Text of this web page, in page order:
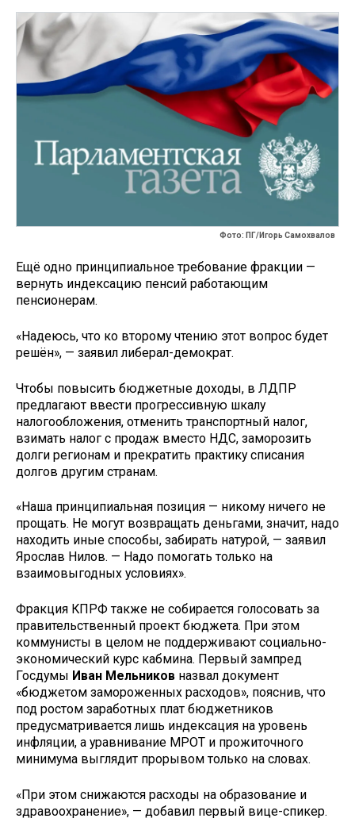
Фото: ПГ/Игорь Самохвалов
Ещё одно принципиальное требование фракции —
вернуть индексацию пенсий работающим
пенсионерам.
«Надеюсь, что ко второму чтению этот вопрос будет
решён», — заявил либерал-демократ.
Чтобы повысить бюджетные доходы, в ЛДПР
предлагают ввести прогрессивную шкалу
налогообложения, отменить транспортный налог,
взимать налог с продаж вместо НДС, заморозить
долги регионам и прекратить практику списания
долгов другим странам.
«Наша принципиальная позиция — никому ничего не
прощать. Не могут возвращать деньгами, значит, надо
находить иные способы, забирать натурой, — заявил
Ярослав Нилов. — Надо помогать только на
взаимовыгодных условиях».
Фракция КПРФ также не собирается голосовать за
правительственный проект бюджета. При этом
коммунисты в целом не поддерживают социально-
экономический курс кабмина. Первый зампред
Госдумы Иван Мельников назвал документ
«бюджетом замороженных расходов», пояснив, что
под ростом заработных плат бюджетников
предусматривается лишь индексация на уровень
инфляции, а уравнивание МРОТ и прожиточного
минимума выглядит прорывом только на словах.
«При этом снижаются расходы на образование и
здравоохранение», — добавил первый вице-спикер.